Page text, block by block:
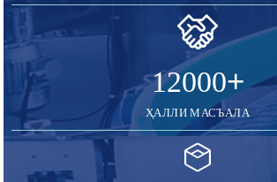
12000+
ҲАЛЛИ МАСЪАЛА